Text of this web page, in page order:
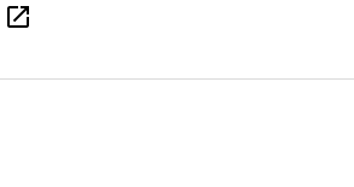
open_in_new